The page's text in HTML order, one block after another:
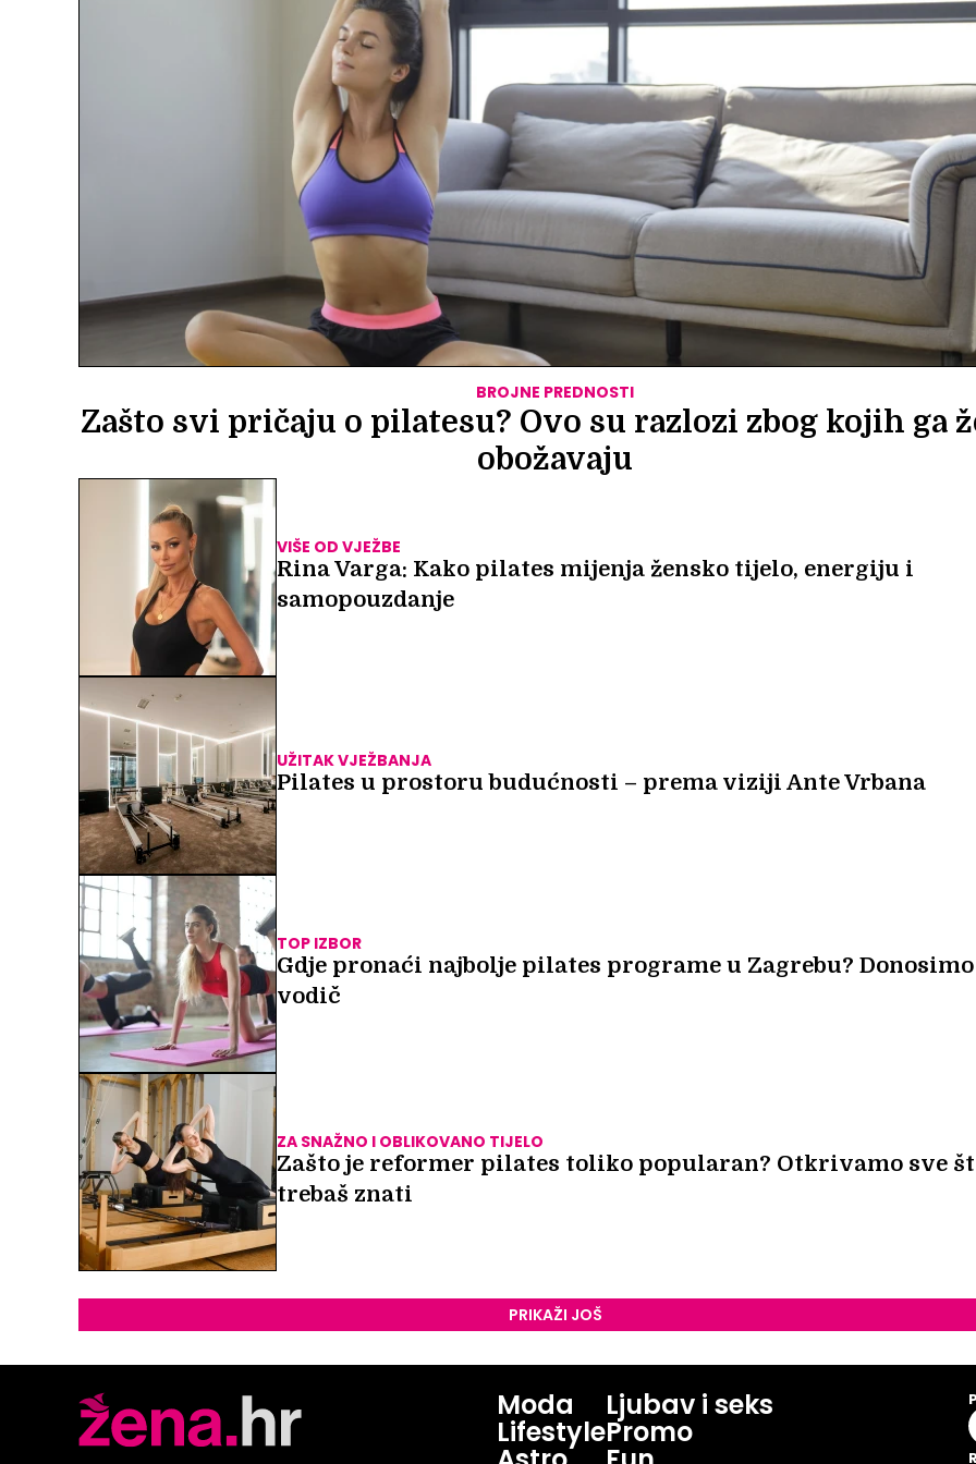
BROJNE PREDNOSTI
Zašto svi pričaju o pilatesu? Ovo su razlozi zbog kojih ga
obožavaju
VIŠE OD VJEŽBE
Rina Varga: Kako pilates mijenja žensko tijelo, energiju i
samopouzdanje
UŽITAK VJEŽBANJA
Pilates u prostoru budućnosti – prema viziji Ante Vrbana
TOP IZBOR
Gdje pronaći najbolje pilates programe u Zagrebu? Donosimo
vodič
ZA SNAŽNO I OBLIKOVANO TIJELO
Zašto je reformer pilates toliko popularan? Otkrivamo sve
trebaš znati
PRIKAŽI JOŠ
Moda
Lifestyle
Ljubav i seks
Promo